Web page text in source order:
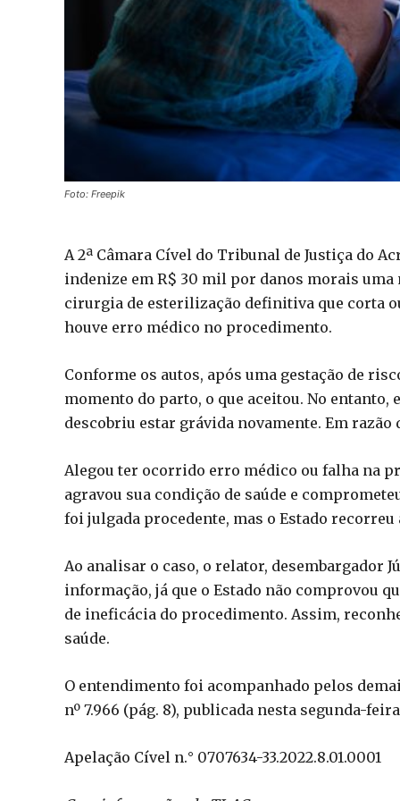
Foto: Freepik
A 2ª Câmara Cível do Tribunal de Justiça do
indenize em R$ 30 mil por danos morais
cirurgia de esterilização definitiva que corta
houve erro médico no procedimento.
Conforme os autos, após uma gestação de
momento do parto, o que aceitou. No entanto,
descobriu estar grávida novamente. Em
Alegou ter ocorrido erro médico ou falha na
agravou sua condição de saúde e
foi julgada procedente, mas o Estado
Ao analisar o caso, o relator, desembargador
informação, já que o Estado não comprovou
de ineficácia do procedimento. Assim,
saúde.
O entendimento foi acompanhado pelos
nº 7.966 (pág. 8), publicada nesta segunda-
Apelação Cível n.° 0707634-33.2022.8.01.0001